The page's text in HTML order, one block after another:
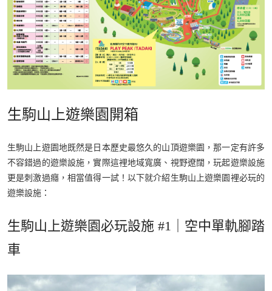
生駒山上遊樂園開箱
生駒山上遊園地既然是日本歷史最悠久的山頂遊樂園，那一定有許多
不容錯過的遊樂設施，實際這裡地域寬廣、視野遼闊，玩起遊樂設施
更是刺激過癮，相當值得一試！以下就介紹生駒山上遊樂園裡必玩的
遊樂設施：
生駒山上遊樂園必玩設施 #1｜空中單軌腳踏
車